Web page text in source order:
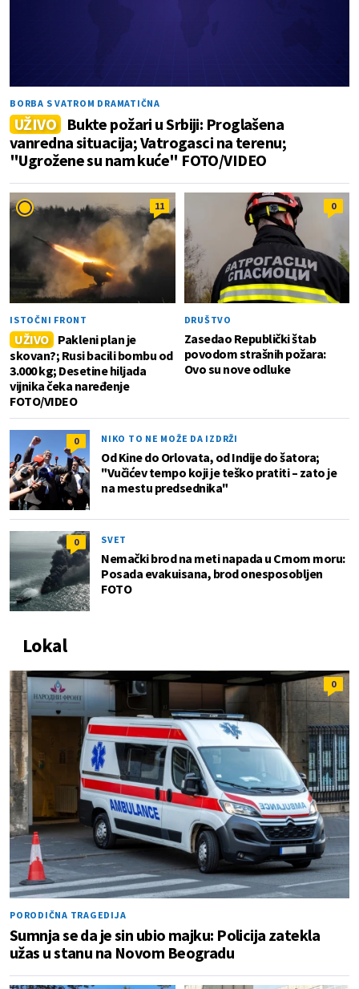
BORBA S VATROM DRAMATIČNA
UŽIVO Bukte požari u Srbiji: Proglašena
vanredna situacija; Vatrogasci na terenu;
"Ugrožene su nam kuće" FOTO/VIDEO
11
ISTOČNI FRONT
UŽIVO
Pakleni plan je
skovan?; Rusi bacili bombu od
3.000 kg; Desetine hiljada
vijnika čeka naređenje
FOTO/VIDEO
0
DRUŠTVO
Zasedao Republički štab
povodom strašnih požara:
Ovo su nove odluke
0 NIKO TO NE MOŽE DA IZDRŽI
Od Kine do Orlovata, od Indije do šatora;
"Vučićev tempo koji je teško pratiti – zato je
na mestu predsednika"
0 SVET
Nemački brod na meti napada u Crnom moru:
Posada evakuisana, brod onesposobljen
FOTO
Lokal
0
PORODIČNA TRAGEDIJA
Sumnja se da je sin ubio majku: Policija zatekla
užas u stanu na Novom Beogradu